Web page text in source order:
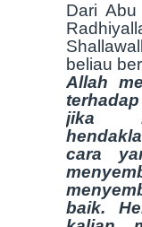
Dari
beliau
Allah
jika
cara
baik.